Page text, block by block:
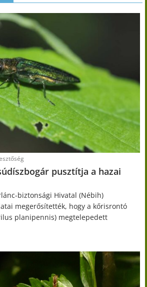
pusztítja a hazai
biztonsági Hivatal (Nébih)
megerősítették, hogy a kőrisrontó
planipennis) megtelepedett